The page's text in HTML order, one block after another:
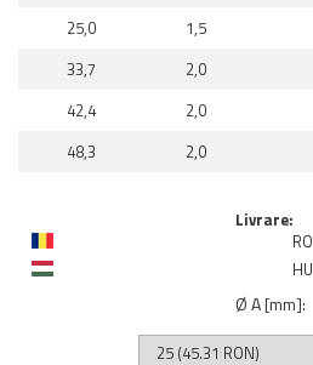
25,0
1,5
33,7
2,0
42,4
2,0
48,3
2,0
Livrare:
RO
HU
Ø A [mm]: